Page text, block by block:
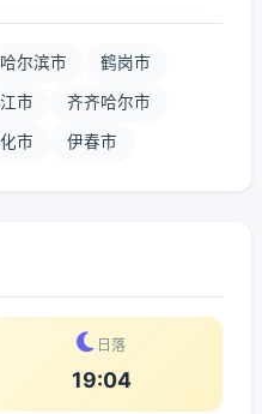
哈尔滨市 鹤岗市
市 齐齐哈尔市
市 伊春市
日落
19:04